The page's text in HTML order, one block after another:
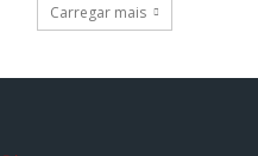
Carregar mais